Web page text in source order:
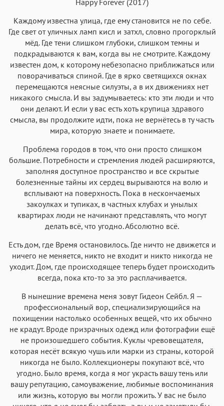
Аа
Roboto
Аа
Garamond
Аа
Fira Sans
Аа
Times
Аа
Iowan
Аа
San Francisco Аа
SF Serif Аа
New York
Аа
Helvetica Neue
Аа
Arial Аа
Georgia
Аа
Times New Roman
Аа Аа
Courier New
Аа
Menlo
Аа
Каждому известна улица, где ему становится не по себе.
Где свет от уличных ламп кисл и затхл, словно прогорклый
мёд. Где тени слишком глубоки, слишком темны и
подкрадываются к вам, когда вы не смотрите. Каждому
известен дом, к которому небезопасно приближаться или
поворачиваться спиной. Где в ярко светящихся окнах
перемещаются неясные силуэты, а в их движениях нет
никакого смысла. И вы задумываетесь: кто эти люди и что
они делают. И если у вас есть хоть крупица здравого
смысла, вы продолжите идти, пока не вернётесь в ту часть
мира, которую знаете и понимаете.
Проблема городов в том, что они просто слишком
большие. Потребности и стремления людей расширяются,
заполняя доступное пространство и все скрытые
болезненные тайны их сердец вырываются на волю и
всплывают на поверхность. Пока в нескончаемых
закоулках и тупиках, в частных клубах и унылых
квартирах люди не начинают представлять, что могут
делать всё, что угодно. Абсолютно всё.
Есть дом, где Время остановилось. Где ничто не движется и
ничего не меняется, никто не входит и никто никогда не
уходит. Дом, где происходящее теперь будет происходить
всегда, пока кто-то за это расплачивается.
В нынешние времена меня зовут Гидеон Сейбл. Я —
профессиональный вор, специализирующийся на
похищении настолько особенных вещей, что их обычно
не крадут. Вроде призрачных одежд или фотографии ещё
не произошедшего события. Куклы чревовещателя,
которая несёт всякую чушь или марки из страны, которой
никогда не было. Коллекционеры покупают всё, что
угодно. Было время, когда я мог украсть вашу тень или
вашу репутацию, самоуважение, любимые воспоминания
или жизнь, которую вы могли прожить. У вас не было